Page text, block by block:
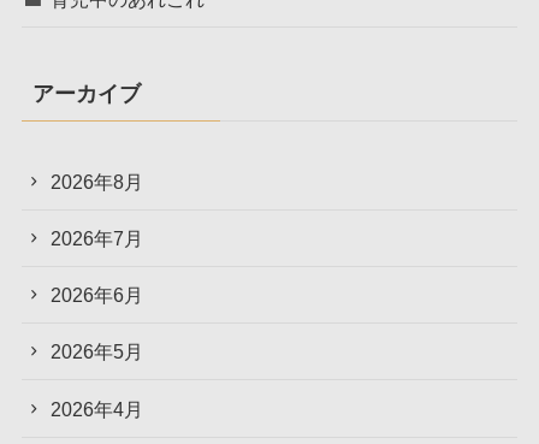
アーカイブ
2026年8月
2026年7月
2026年6月
2026年5月
2026年4月